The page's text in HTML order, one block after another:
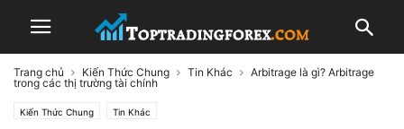
Trang chủ Kiến Thức Chung Tin Khác
Arbitrage là gì? Arbitrage
trong các thị trường tài chính
Kiến Thức Chung Tin Khác